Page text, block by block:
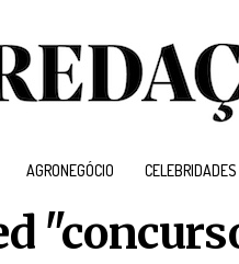
AGRONEGÓCIO CELEBRIDADES